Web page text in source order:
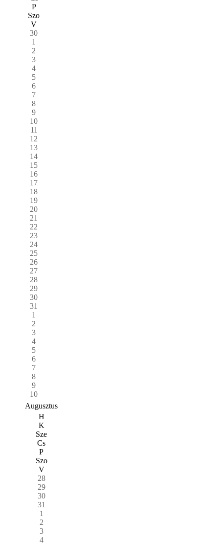
P
Szo
V
30
1
2
3
4
5
6
7
8
9
10
11
12
13
14
15
16
17
18
19
20
21
22
23
24
25
26
27
28
29
30
31
1
2
3
4
5
6
7
8
9
10
Augusztus
H
K
Sze
Cs
P
Szo
V
28
29
30
31
1
2
3
4